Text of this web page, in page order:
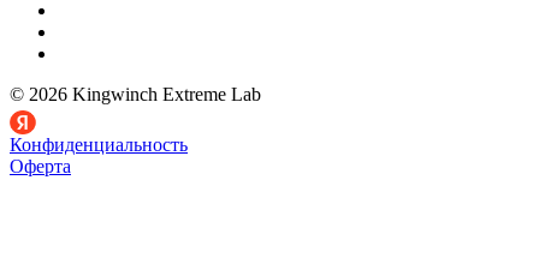
© 2026 Kingwinch Extreme Lab
Конфиденциальность
Оферта